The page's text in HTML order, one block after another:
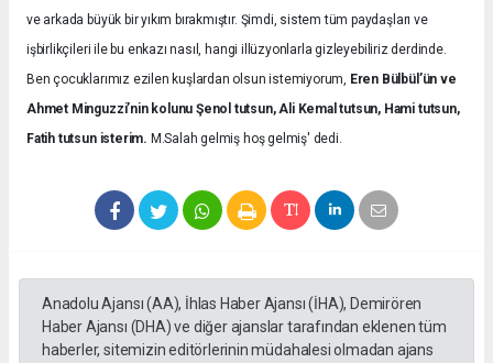
ve arkada büyük bir yıkım bırakmıştır. Şimdi, sistem tüm paydaşları ve
işbirlikçileri ile bu enkazı nasıl, hangi illüzyonlarla gizleyebiliriz derdinde.
Ben çocuklarımız ezilen kuşlardan olsun istemiyorum, Eren Bülbül’ün ve
Ahmet Minguzzi’nin kolunu Şenol tutsun, Ali Kemal tutsun, Hami tutsun,
Fatih tutsun isterim. M.Salah gelmiş hoş gelmiş' dedi.
Anadolu Ajansı (AA), İhlas Haber Ajansı (İHA), Demirören
Haber Ajansı (DHA) ve diğer ajanslar tarafından eklenen tüm
haberler, sitemizin editörlerinin müdahalesi olmadan ajans